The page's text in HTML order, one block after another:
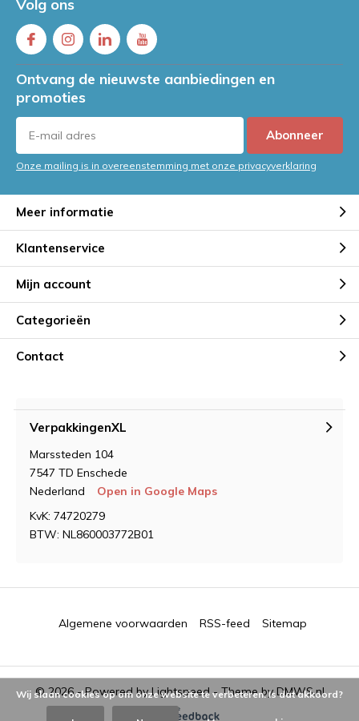
Volg ons
Ontvang de nieuwste aanbiedingen en
promoties
Abonneer
Onze mailing is in overeenstemming met onze privacyverklaring
Meer informatie
Klantenservice
Mijn account
Categorieën
Contact
VerpakkingenXL
Marssteden 104
7547 TD Enschede
Nederland
Open in Google Maps
KvK: 74720279
BTW: NL860003772B01
© 2026 - Powered byLightspeed- Theme byDMWS.nl
Algemene voorwaarden RSS-feed Sitemap
Wij slaan cookies op om onze website te verbeteren. Is dat akkoord?